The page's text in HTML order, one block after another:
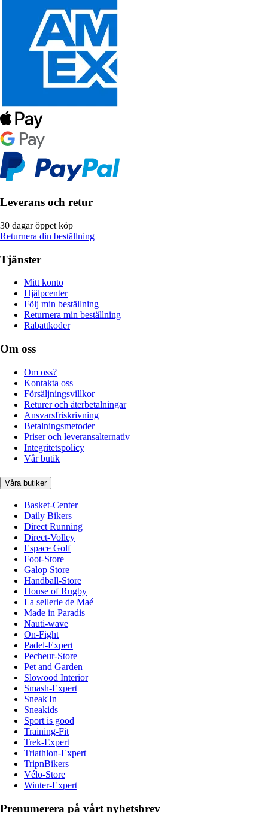
Leverans och retur
30 dagar öppet köp
Returnera din beställning
Tjänster
Mitt konto
Hjälpcenter
Följ min beställning
Returnera min beställning
Rabattkoder
Om oss
Om oss?
Kontakta oss
Försäljningsvillkor
Returer och återbetalningar
Ansvarsfriskrivning
Betalningsmetoder
Priser och leveransalternativ
Integritetspolicy
Vår butik
Våra butiker
Basket-Center
Daily Bikers
Direct Running
Direct-Volley
Espace Golf
Foot-Store
Galop Store
Handball-Store
House of Rugby
La sellerie de Maé
Made in Paradis
Nauti-wave
On-Fight
Padel-Expert
Pecheur-Store
Pet and Garden
Slowood Interior
Smash-Expert
Sneak'In
Sneakids
Sport is good
Training-Fit
Trek-Expert
Triathlon-Expert
TripnBikers
Vélo-Store
Winter-Expert
Prenumerera på vårt nyhetsbrev